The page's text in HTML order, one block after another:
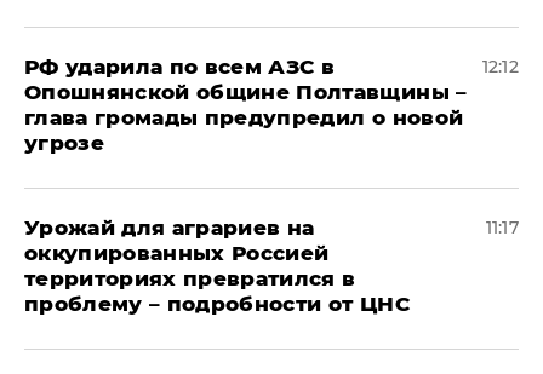
РФ ударила по всем АЗС в
Опошнянской общине Полтавщины –
глава громады предупредил о новой
угрозе
12:12
Урожай для аграриев на
оккупированных Россией
территориях превратился в
проблему – подробности от ЦНС
11:17